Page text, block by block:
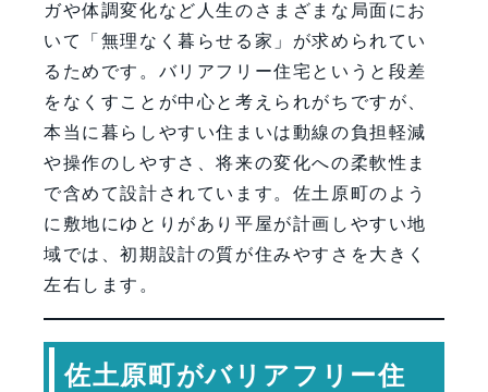
FAQ（よくある質問）
まとめ：佐土原町のバリアフリー住宅
は長く暮らせる設計で決まる
【会社情報・お問い合わせ】
ガや体調変化など人生のさまざまな局面にお
いて「無理なく暮らせる家」が求められてい
るためです。バリアフリー住宅というと段差
をなくすことが中心と考えられがちですが、
本当に暮らしやすい住まいは動線の負担軽減
や操作のしやすさ、将来の変化への柔軟性ま
で含めて設計されています。佐土原町のよう
に敷地にゆとりがあり平屋が計画しやすい地
域では、初期設計の質が住みやすさを大きく
左右します。
佐土原町がバリアフリー住